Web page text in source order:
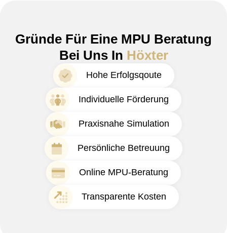
Gründe Für Eine MPU Beratung
Bei Uns In Höxter
Hohe Erfolgsqoute
Individuelle Förderung
Praxisnahe Simulation
Persönliche Betreuung
Online MPU-Beratung
Transparente Kosten